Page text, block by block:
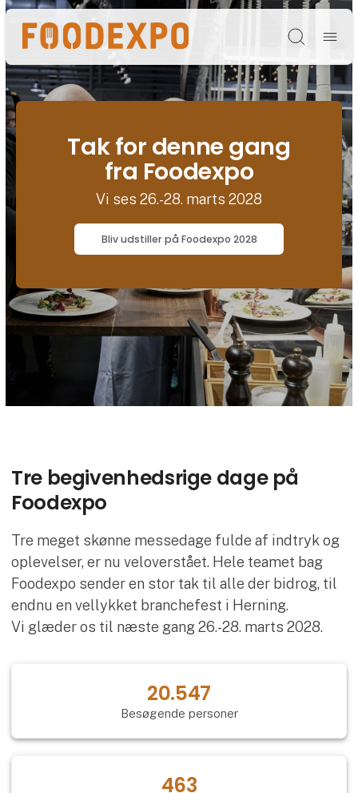
Søg
Tak for denne gang
fra Foodexpo
Vi ses 26.-28. marts 2028
Bliv udstiller på Foodexpo 2028
Tre begivenhedsrige dage på
Foodexpo
Tre meget skønne messedage fulde af indtryk og
oplevelser, er nu veloverstået. Hele teamet bag
Foodexpo sender en stor tak til alle der bidrog, til
endnu en vellykket branchefest i Herning.
Vi glæder os til næste gang 26.-28. marts 2028.
20.547
Besøgende personer
463